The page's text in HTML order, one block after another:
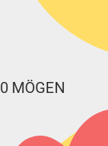
0 MÖGEN